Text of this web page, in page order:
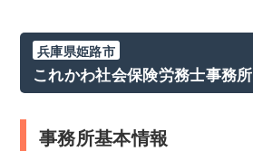
兵庫県姫路市
これかわ社会保険労務士事務所
事務所基本情報